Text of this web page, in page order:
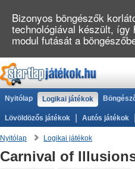
Nyitólap Logikai játékok
Lövöldözős játékok Autós játékok
Nyitólap Logikai játékok
Carnival of
Bizonyos böngészők
technológiával készült, így
modul futását a